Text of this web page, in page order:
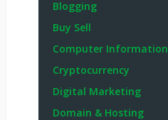
Blogging
Buy Sell
Computer Information
Cryptocurrency
Digital Marketing
Domain & Hosting